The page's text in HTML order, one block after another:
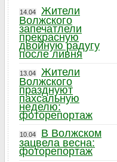
14.04
Жители
Волжского
запечатлели
прекрасную
двойную радугу
после ливня
13.04
Жители
Волжского
празднуют
пахсальную
неделю:
фоторепортаж
10.04
В Волжском
зацвела весна:
фоторепортаж